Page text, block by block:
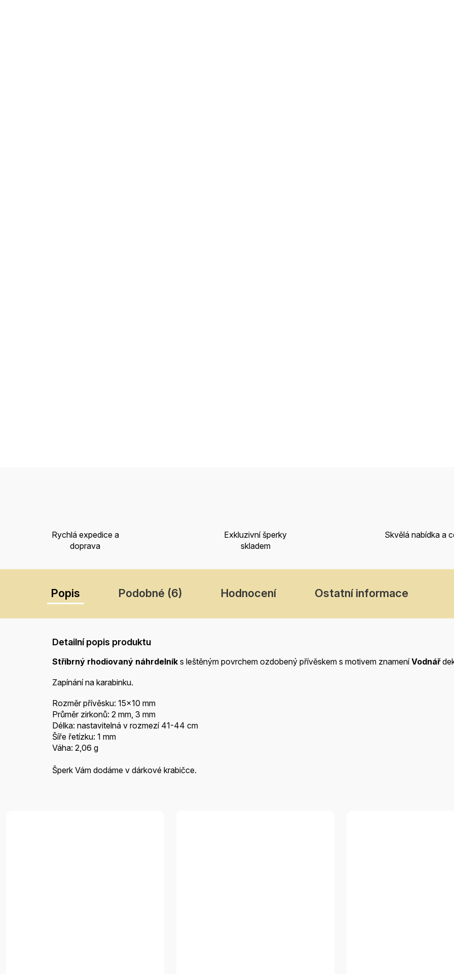
Rychlá expedice a
doprava
Exkluzivní šperky
skladem
Skvělá nabídka a
Popis Podobné (6) Hodnocení Ostatní informace
Detailní popis produktu
Stříbrný rhodiovaný náhrdelník s leštěným povrchem ozdobený přívěskem s motivem znameníVodnář
Zapínání na karabinku.
Rozměr přívěsku: 15x10 mm
Průměr zirkonů: 2 mm, 3 mm
Délka: nastavitelná v rozmezí 41-44 cm
Šíře řetízku: 1 mm
Váha: 2,06 g
Šperk Vám dodáme v dárkové krabičce.